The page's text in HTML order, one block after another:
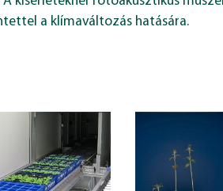
a klímaváltozás hatására.